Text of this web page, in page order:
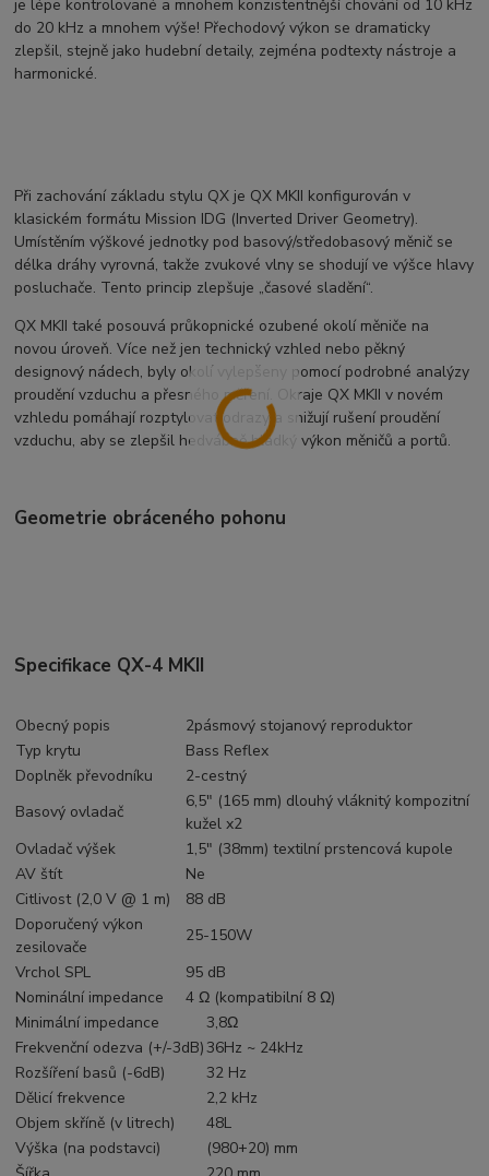
je lépe kontrolované a mnohem konzistentnější chování od 10 kHz
do 20 kHz a mnohem výše! Přechodový výkon se dramaticky
zlepšil, stejně jako hudební detaily, zejména podtexty nástroje a
harmonické.
Při zachování základu stylu QX je QX MKII konfigurován v
klasickém formátu Mission IDG (Inverted Driver Geometry).
Umístěním výškové jednotky pod basový/středobasový měnič se
délka dráhy vyrovná, takže zvukové vlny se shodují ve výšce hlavy
posluchače. Tento princip zlepšuje „časové sladění“.
QX MKII také posouvá průkopnické ozubené okolí měniče na
novou úroveň. Více než jen technický vzhled nebo pěkný
designový nádech, byly okolí vylepšeny pomocí podrobné analýzy
proudění vzduchu a přesného měření. Okraje QX MKII v novém
vzhledu pomáhají rozptylovat odrazy a snižují rušení proudění
vzduchu, aby se zlepšil hedvábně hladký výkon měničů a portů.
Geometrie obráceného pohonu
Specifikace QX-4 MKII
Obecný popis
2pásmový stojanový reproduktor
Typ krytu
Bass Reflex
Doplněk převodníku
2-cestný
Basový ovladač
6,5" (165 mm) dlouhý vláknitý kompozitní
kužel x2
Ovladač výšek
1,5" (38mm) textilní prstencová kupole
AV štít
Ne
Citlivost (2,0 V @ 1 m)
88 dB
Doporučený výkon
zesilovače
25-150W
Vrchol SPL
95 dB
Nominální impedance
4 Ω (kompatibilní 8 Ω)
Minimální impedance
3,8Ω
Frekvenční odezva (+/-3dB)36Hz ~ 24kHz
Rozšíření basů (-6dB)
32 Hz
Dělicí frekvence
2,2 kHz
Objem skříně (v litrech)
48L
Výška (na podstavci)
(980+20) mm